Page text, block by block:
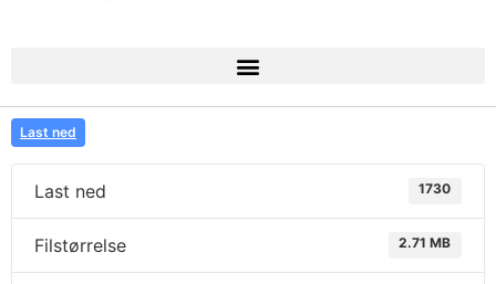
Last ned
Last ned 1730
Filstørrelse 2.71 MB